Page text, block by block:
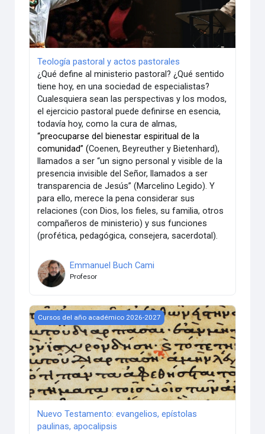
Teología pastoral y actos pastorales
¿Qué define al ministerio pastoral? ¿Qué sentido
tiene hoy, en una sociedad de especialistas?
Cualesquiera sean las perspectivas y los modos,
el ejercicio pastoral puede definirse en esencia,
todavía hoy, como la cura de almas,
“preocuparse del bienestar espiritual de la
comunidad” (Coenen, Beyreuther y Bietenhard),
llamados a ser “un signo personal y visible de la
presencia invisible del Señor, llamados a ser
transparencia de Jesús” (Marcelino Legido). Y
para ello, merece la pena considerar sus
relaciones (con Dios, los fieles, su familia, otros
compañeros de ministerio) y sus funciones
(profética, pedagógica, consejera, sacerdotal).
Emmanuel Buch Cami
Profesor
Nuevo Testamento: evangelios, epístolas paulinas,
Cursos del año académico 2026-2027
Nuevo Testamento: evangelios, epístolas
paulinas, apocalipsis